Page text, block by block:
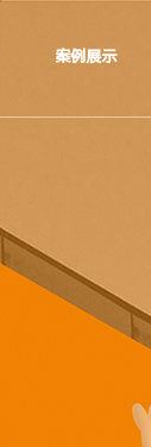
案例展示